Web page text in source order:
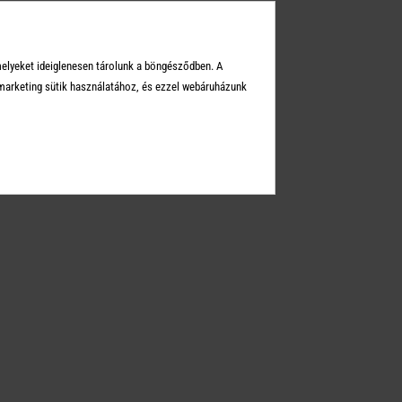
ideiglenesen tárolunk a böngésződben. A
sütik használatához, és ezzel webáruházunk